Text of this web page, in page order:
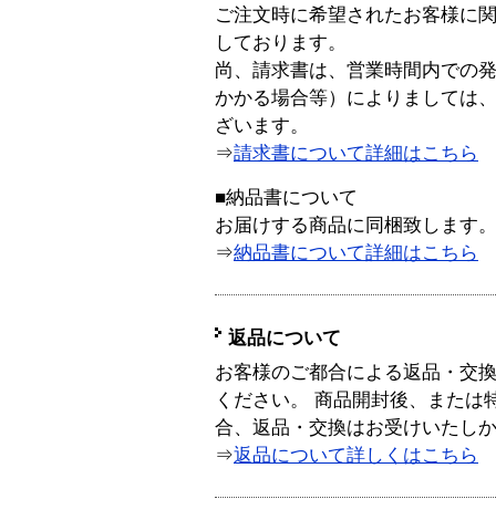
ご注文時に希望されたお客様に
しております。
尚、請求書は、営業時間内での
かかる場合等）によりましては
ざいます。
⇒請求書について詳細はこちら
■納品書について
お届けする商品に同梱致します。
⇒納品書について詳細はこちら
返品について
お客様のご都合による返品・交
ください。 商品開封後、または
合、返品・交換はお受けいたし
⇒返品について詳しくはこちら